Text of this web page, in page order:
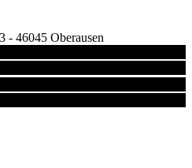
- 46045 Oberausen